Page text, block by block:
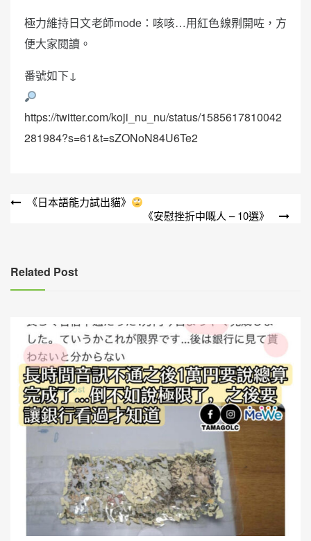
極力維持日文老師mode：咳咳…用紅色線𠝹開咗，方
便大家閱讀。
番號如下↓
https://twitter.com/koji_nu_nu/status/1585617810042
281984?s=61&t=sZONoN84U6Te2
文
覽
《日本語能力試出貓》
《安慰挫折中嘅人 – 10選》
Related Post